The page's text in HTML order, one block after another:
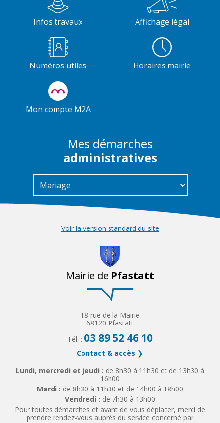
Infos travaux Affichage légal
Numéros utiles Horaires mairie
Mon compte M2A
Mes démarches
administratives
Voir la version standard du site
Mairie de Pfastatt
18 rue de la Mairie
68120 Pfastatt
Tél. : 03 89 52 46 10
Contact & accès
Lundi, mercredi et jeudi : de 8h30 à 11h30 et de 13h30 à
16h00
Mardi : de 8h30 à 11h30 et de 14h00 à 18h00
Vendredi : de 7h30 à 13h00
Pour toutes démarches et avant de vous déplacer, merci de
prendre rendez-vous auprès du service concerné par